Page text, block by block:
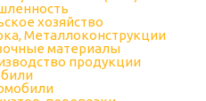
хозяйство
Металлоконструкции
материалы
продукции